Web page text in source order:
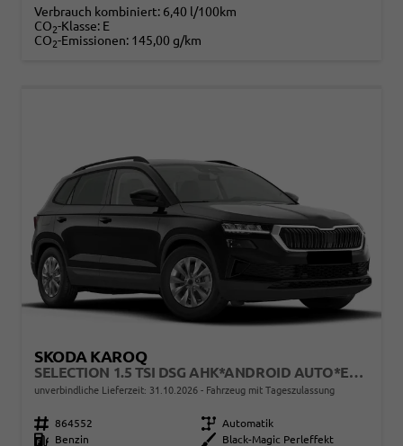
Verbrauch kombiniert: 6,40 l/100km
CO2-Klasse: E
CO2-Emissionen: 145,00 g/km
SKODA KAROQ
SELECTION 1.5 TSI DSG AHK*ANDROID AUTO*EASYOPEN*ACC*SHZ*KAMERA*KEYLESS*PDC V/H*KLIMAAUTO*SUNSET*LED
unverbindliche Lieferzeit: 31.10.2026 Fahrzeug mit Tageszulassung
Fahrzeugnr. 864552 Getriebe Automatik
Kraftstoff
Benzin Außenfarbe
Black-Magic Perleffekt